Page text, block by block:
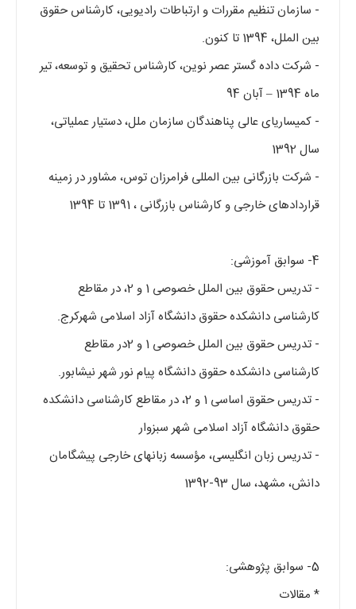
- سازمان تنظیم مقررات و ارتباطات رادیویی، کارشناس حقوق
بین الملل، 1394 تا کنون.
- شرکت داده گستر عصر نوین، کارشناس تحقیق و توسعه، تیر
ماه 1394 – آبان 94
- کمیساریای عالی پناهندگان سازمان ملل، دستیار عملیاتی،
سال 1392
- شرکت بازرگانی بین المللی فرامرزان توس، مشاور در زمینه
قراردادهای خارجی و کارشناس بازرگانی ، 1391 تا 1394
4- سوابق آموزشی:
- تدریس حقوق بین الملل خصوصی 1 و 2، در مقاطع
کارشناسی دانشکده حقوق دانشگاه آزاد اسلامی شهرکرج.
- تدریس حقوق بین الملل خصوصی 1 و 2در مقاطع
کارشناسی دانشکده حقوق دانشگاه پیام نور شهر نیشابور.
- تدریس حقوق اساسی 1 و 2، در مقاطع کارشناسی دانشکده
حقوق دانشگاه آزاد اسلامی شهر سبزوار
- تدریس زبان انگلیسی، مؤسسه زبانهای خارجی پیشگامان
دانش، مشهد، سال 93-1392
5- سوابق پژوهشی:
* مقالات